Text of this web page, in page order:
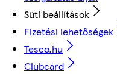
Süti beállítások
Fizetési lehetőségek
Tesco.hu
Clubcard